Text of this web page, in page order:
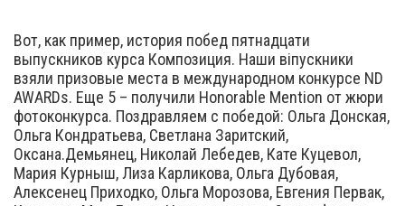
Вот, как пример, история побед пятнадцати
выпускников курса Композиция. Наши віпускники
взяли призовые места в международном конкурсе ND
AWARDs. Еще 5 – получили Honorable Mention от жюри
фотоконкурса. Поздравляем с победой: Ольга Донская,
Ольга Кондратьева, Светлана Заритский,
Оксана.Демьянец, Николай Лебедев, Кате Куцевол,
Мария Курныш, Лиза Карликова, Ольга Дубовая,
Алексенец Приходко, Ольга Морозова, Евгения Первак,